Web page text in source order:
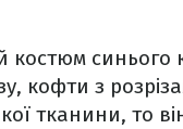
костюм синього
кофти з
тканини, то